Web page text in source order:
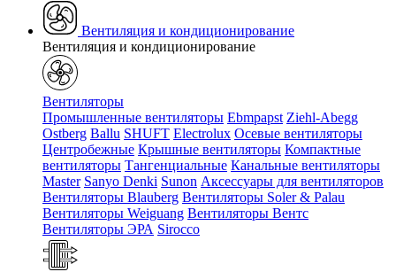
Вентиляция и кондиционирование
Вентиляция и кондиционирование
Вентиляторы
Промышленные вентиляторы Ebmpapst Ziehl-Abegg
Ostberg Ballu SHUFT Electrolux Осевые вентиляторы
Центробежные Крышные вентиляторы Компактные
вентиляторы Тангенциальные Канальные вентиляторы
Master Sanyo Denki Sunon Аксессуары для вентиляторов
Вентиляторы Blauberg Вентиляторы Soler & Palau
Вентиляторы Weiguang Вентиляторы Вентс
Вентиляторы ЭРА Sirocco